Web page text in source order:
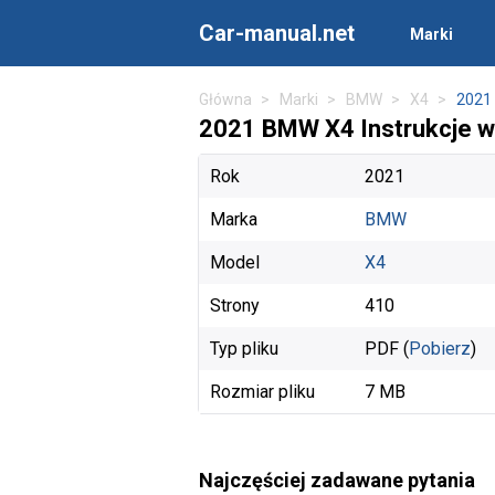
Car-manual.net Marki
Główna Marki BMW X4 2021
2021 BMW X4 Instrukcje
Rok 2021
Marka BMW
Model X4
Strony 410
Typ pliku PDF (Pobierz)
Rozmiar pliku 7 MB
Najczęściej zadawane pytania